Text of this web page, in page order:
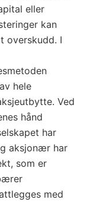
eller
kan
overskudd. I
hele
Ved
hånd
har
aksjonær har
som er
med